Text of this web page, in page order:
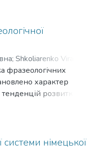
і тенденції до
важливість
ФО.
; Shkoliarenko Vira
фразеологічних
характер
розвитку:
семантики в
Також
й
німецької